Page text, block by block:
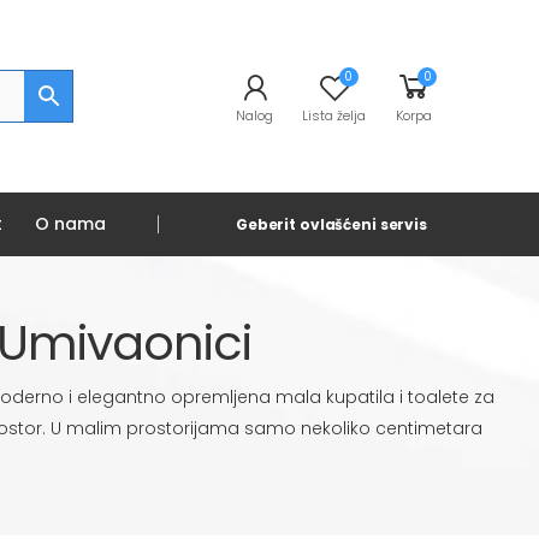
Nalog
0
Lista želja
0
Korpa
O nama Geberit ovlašćeni servis
i elegantno opremljena mala kupatila i toalete za
U malim prostorijama samo nekoliko centimetara